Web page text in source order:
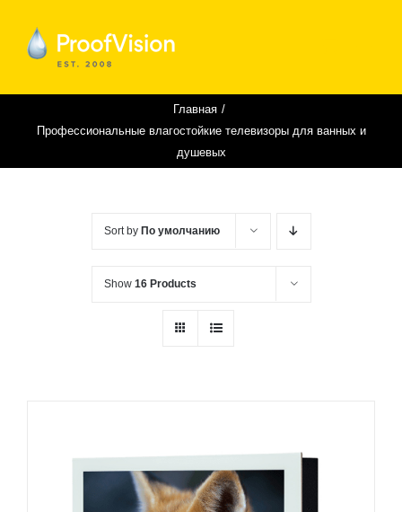
content
Главная
Профессиональные влагостойкие телевизоры для ванных и
душевых
Sort by По умолчанию
Show 16 Products